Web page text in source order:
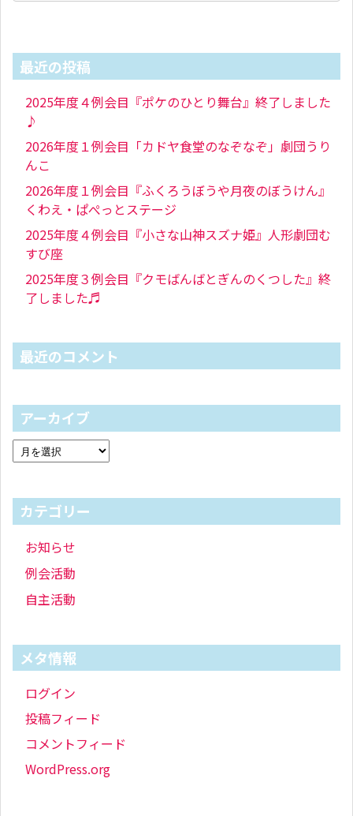
最近の投稿
2025年度４例会目『ポケのひとり舞台』終了しました
♪
2026年度１例会目「カドヤ食堂のなぞなぞ」劇団うり
んこ
2026年度１例会目『ふくろうぼうや月夜のぼうけん』
くわえ・ぱぺっとステージ
2025年度４例会目『小さな山神スズナ姫』人形劇団む
すび座
2025年度３例会目『クモばんばとぎんのくつした』終
了しました♬
最近のコメント
アーカイブ
カテゴリー
お知らせ
例会活動
自主活動
メタ情報
ログイン
投稿フィード
コメントフィード
WordPress.org